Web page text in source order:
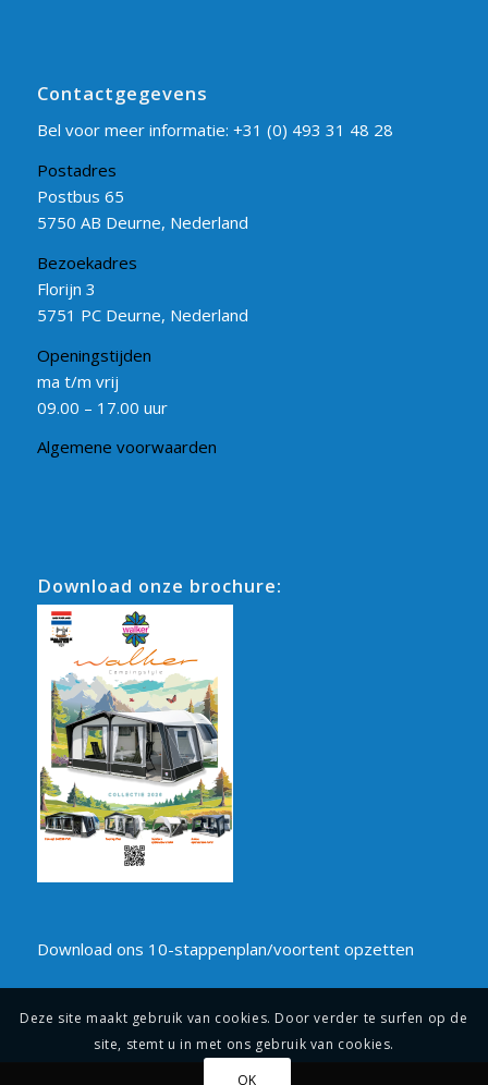
Contactgegevens
Bel voor meer informatie: +31 (0) 493 31 48 28
Postadres
Postbus 65
5750 AB Deurne, Nederland
Bezoekadres
Florijn 3
5751 PC Deurne, Nederland
Openingstijden
ma t/m vrij
09.00 – 17.00 uur
Algemene voorwaarden
Download onze brochure:
Download ons 10-stappenplan/voortent opzetten
Deze site maakt gebruik van cookies. Door verder te surfen op de
site, stemt u in met ons gebruik van cookies.
OK